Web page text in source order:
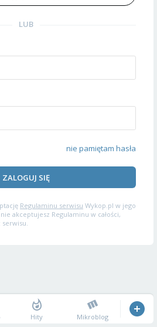
LUB
nie pamiętam hasła
ZALOGUJ SIĘ
Regulaminu serwisu Wykop.pl w jego
akceptujesz Regulaminu w całości,
Hity Mikroblog